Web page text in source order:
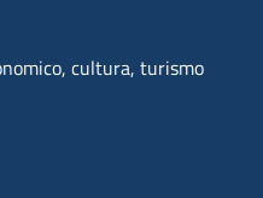
cultura, turismo